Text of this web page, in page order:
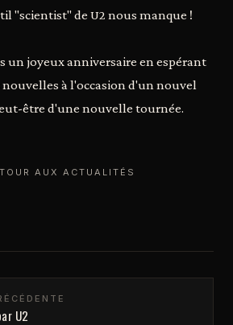
"scientist" de U2 nous manque !
un joyeux anniversaire en espérant
à l'occasion d'un nouvel
être d'une nouvelle tournée.
AUX ACTUALITÉS
U2